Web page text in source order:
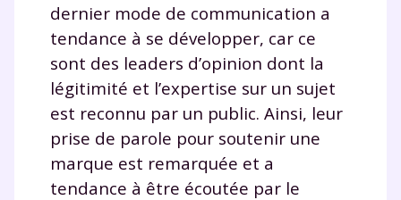
dernier mode de communication a
tendance à se développer, car ce
sont des leaders d’opinion dont la
légitimité et l’expertise sur un sujet
est reconnu par un public. Ainsi, leur
prise de parole pour soutenir une
marque est remarquée et a
tendance à être écoutée par le